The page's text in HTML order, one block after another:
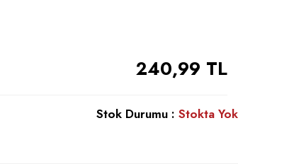
240,99 TL
Stok Durumu : Stokta Yok